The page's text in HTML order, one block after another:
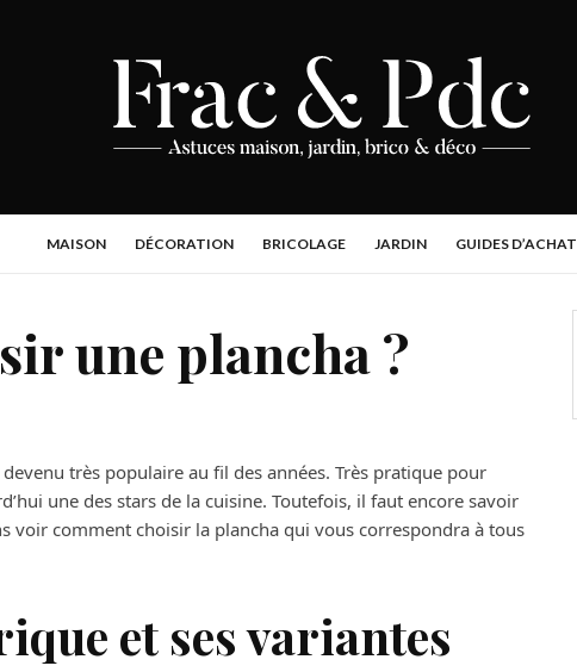
MAISON DÉCORATION BRICOLAGE JARDIN GUIDES D’ACHAT
une plancha ?
très populaire au fil des années. Très pratique pour
une des stars de la cuisine. Toutefois, il faut encore savoir
voir comment choisir la plancha qui vous correspondra à tous
et ses variantes